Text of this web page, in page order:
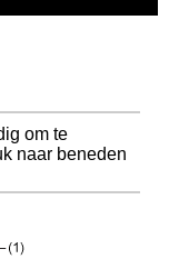
om te
naar beneden